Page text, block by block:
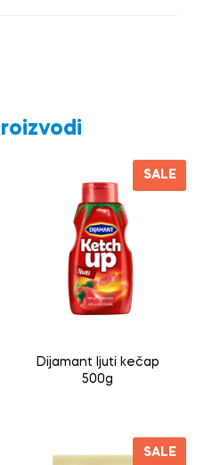
SALE
Dijamant ljuti kečap
500g
SALE